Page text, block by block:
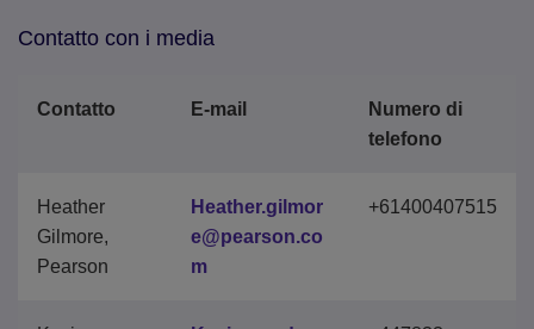
Contatto con i media
Contatto E-mail
Numero di
telefono
Heather
Gilmore,
Pearson
Heather.gilmor
e@pearson.co
m
+61400407515